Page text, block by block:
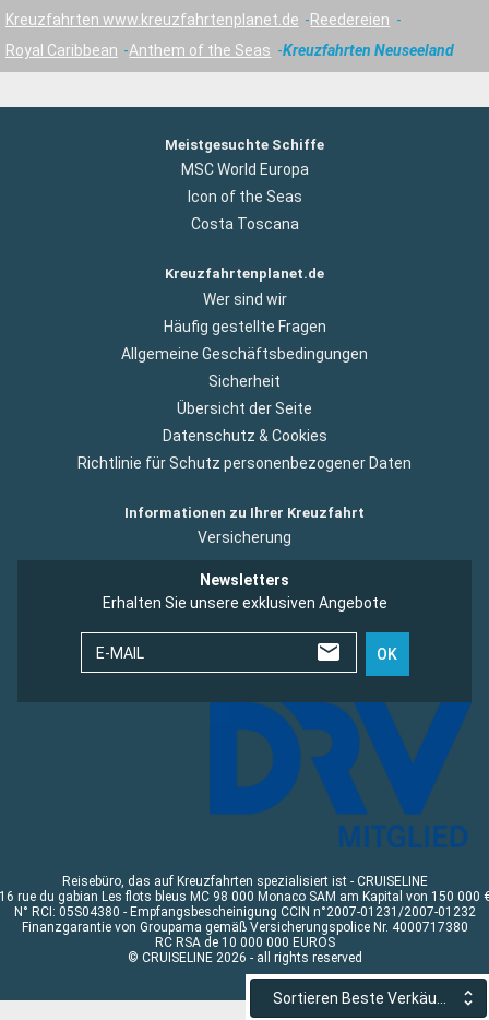
Kreuzfahrten www.kreuzfahrtenplanet.de
Reedereien
Royal Caribbean
Anthem of the Seas Kreuzfahrten Neuseeland
Meistgesuchte Schiffe
MSC World Europa
Icon of the Seas
Costa Toscana
Kreuzfahrtenplanet.de
Wer sind wir
Häufig gestellte Fragen
Allgemeine Geschäftsbedingungen
Sicherheit
Übersicht der Seite
Datenschutz & Cookies
Richtlinie für Schutz personenbezogener Daten
Informationen zu Ihrer Kreuzfahrt
Versicherung
Newsletters
Erhalten Sie unsere exklusiven Angebote
E-MAIL OK
Reisebüro, das auf Kreuzfahrten spezialisiert ist - CRUISELINE
rue du gabian Les flots bleus MC 98 000 Monaco SAM am Kapital von 150 000
N° RCI: 05S04380 - Empfangsbescheinigung CCIN n°2007-01231/2007-01232
Finanzgarantie von Groupama gemäß Versicherungspolice Nr. 4000717380
RC RSA de 10 000 000 EUROS
© CRUISELINE 2026 - all rights reserved